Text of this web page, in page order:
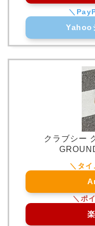
Yahoo
クラブシー